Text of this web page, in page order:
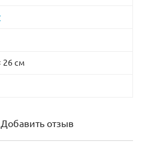
26 см
Добавить отзыв